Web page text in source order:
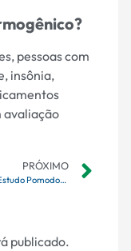
pessoas com
insônia,
avaliação
PRÓXIMO
Método de Estudo Pomodoro: Como Usar para Aprender Mais
publicado.